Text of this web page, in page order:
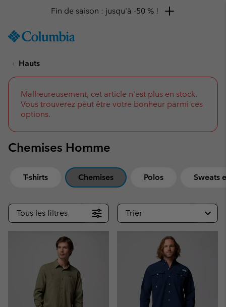
TO
SKIP
NAV
SKIP
TO
SEARCH
Remise de 10 % à saisir
Hauts
Malheureusement, cet article n'est plus en stock.
Vous trouverez peut être votre bonheur parmi ces
options.
Chemises Homme
T-shirts Chemises Polos Sweats
Tous les filtres Trier